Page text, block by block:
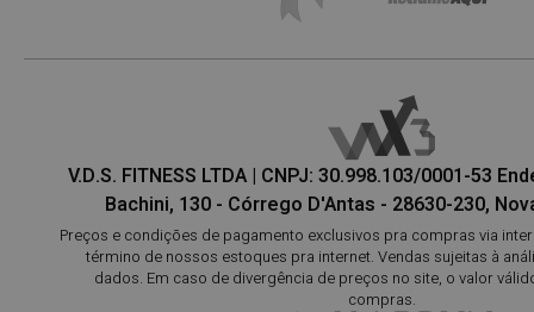
V.D.S. FITNESS LTDA | CNPJ: 30.998.103/0001-53
Bachini, 130 - Córrego D'Antas - 28630-230,
Preços e condições de pagamento exclusivos pra compras via
término de nossos estoques pra internet. Vendas sujeitas à
dados. Em caso de divergência de preços no site, o valor
compras.